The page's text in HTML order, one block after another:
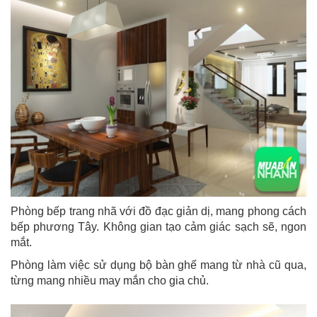
Phòng bếp trang nhã với đồ đạc giản dị, mang phong cách
bếp phương Tây. Không gian tạo cảm giác sạch sẽ, ngon
mắt.
Phòng làm việc sử dụng bộ bàn ghế mang từ nhà cũ qua,
từng mang nhiều may mắn cho gia chủ.